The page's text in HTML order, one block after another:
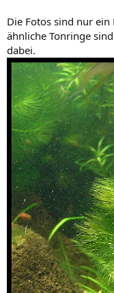
Die Fotos sind nur
ähnliche Tonringe
dabei.